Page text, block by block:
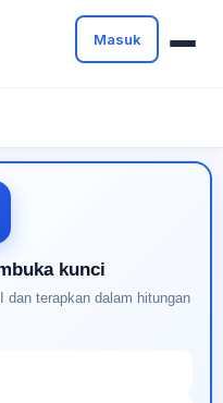
Masuk
kunci
dan terapkan dalam hitungan
kunci pencocokan